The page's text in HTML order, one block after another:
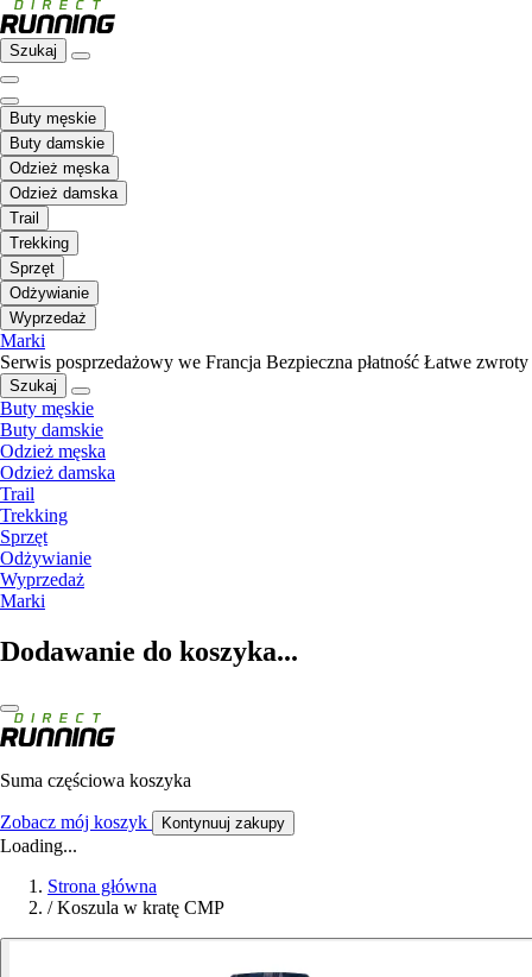
Szukaj
Buty męskie
Buty damskie
Odzież męska
Odzież damska
Trail
Trekking
Sprzęt
Odżywianie
Wyprzedaż
Marki
Serwis posprzedażowy we Francja Bezpieczna płatność Łatwe zwroty
Szukaj
Buty męskie
Buty damskie
Odzież męska
Odzież damska
Trail
Trekking
Sprzęt
Odżywianie
Wyprzedaż
Marki
Dodawanie do koszyka...
Suma częściowa koszyka
Zobacz mój koszyk Kontynuuj zakupy
Loading...
Strona główna
/ Koszula w kratę CMP